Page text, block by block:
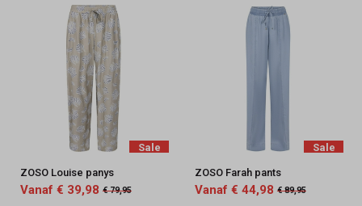
Sale
ZOSO Louise panys
Vanaf € 39,98 € 79,95
Sale
ZOSO Farah pants
Vanaf € 44,98 € 89,95